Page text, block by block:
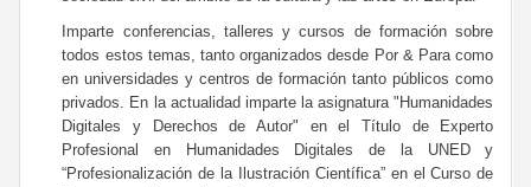
Imparte conferencias, talleres y cursos de formación sobre
todos estos temas, tanto organizados desde Por & Para como
en universidades y centros de formación tanto públicos como
privados. En la actualidad imparte la asignatura "Humanidades
Digitales y Derechos de Autor" en el Título de Experto
Profesional en Humanidades Digitales de la UNED y
“Profesionalización de la Ilustración Científica” en el Curso de